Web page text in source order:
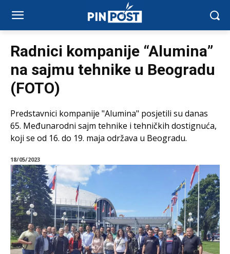
Radnici kompanije “Alumina”
na sajmu tehnike u Beogradu
(FOTO)
Predstavnici kompanije "Alumina" posjetili su danas
65. Međunarodni sajm tehnike i tehničkih dostignuća,
koji se od 16. do 19. maja održava u Beogradu.
18/05/2023